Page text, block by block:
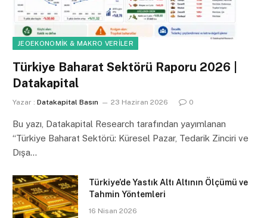
JEOEKONOMIK & MAKRO VERILER
Türkiye Baharat Sektörü Raporu 2026 |
Datakapital
Yazar : Datakapital Basın 23 Haziran 2026 0
Bu yazı, Datakapital Research tarafından yayımlanan
“Türkiye Baharat Sektörü: Küresel Pazar, Tedarik Zinciri ve
Dışa…
Türkiye’de Yastık Altı Altının Ölçümü ve
Tahmin Yöntemleri
16 Nisan 2026